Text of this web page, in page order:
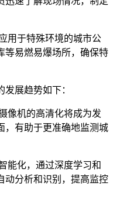
用于特殊环境的城市公
等易燃易爆场所，确保特
展趋势如下：
像机的高清化将成为发
，有助于更准确地监测城
能化，通过深度学习和
动分析和识别，提高监控